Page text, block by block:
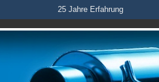
25 Jahre Erfahrung